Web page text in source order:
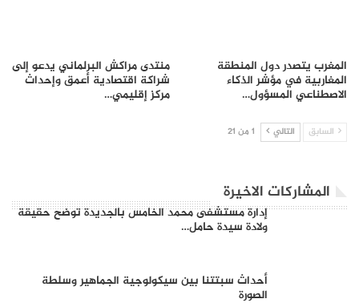
المغرب يتصدر دول المنطقة
المغاربية في مؤشر الذكاء
الاصطناعي المسؤول…
منتدى مراكش البرلماني يدعو إلى
شراكة اقتصادية أعمق وإحداث
مركز إقليمي…
السابق التالي 1 من 21
المشاركات الاخيرة
إدارة مستشفى محمد الخامس بالجديدة توضح حقيقة
ولادة سيدة حامل…
أحداث سبتتنا بين سيكولوجية الجماهير وسلطة
الصورة